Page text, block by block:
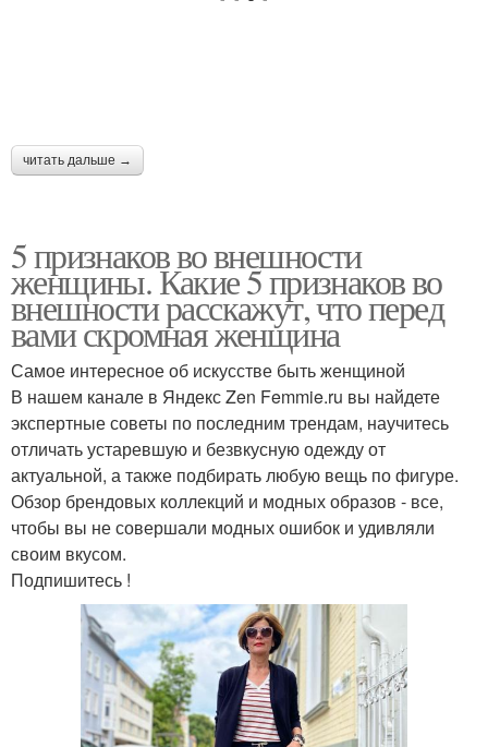
читать дальше →
5 признаков во внешности
женщины. Какие 5 признаков во
внешности расскажут, что перед
вами скромная женщина
Самое интересное об искусстве быть женщиной
В нашем канале в Яндекс Zen Femmie.ru вы найдете
экспертные советы по последним трендам, научитесь
отличать устаревшую и безвкусную одежду от
актуальной, а также подбирать любую вещь по фигуре.
Обзор брендовых коллекций и модных образов - все,
чтобы вы не совершали модных ошибок и удивляли
своим вкусом.
Подпишитесь !